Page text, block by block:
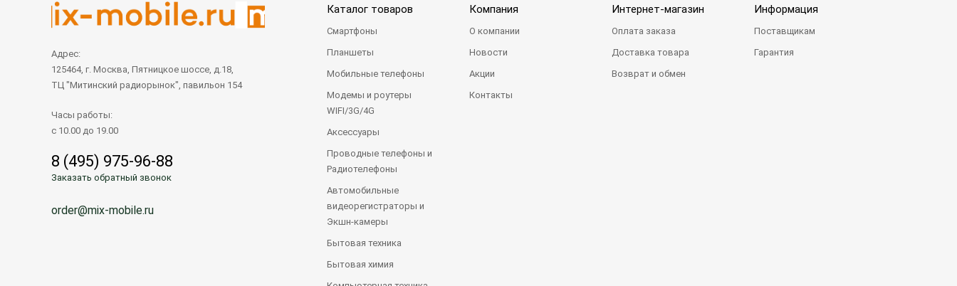
Адрес:
125464, г. Москва, Пятницкое шоссе, д.18,
ТЦ "Митинский радиорынок", павильон 154
Часы работы:
с 10.00 до 19.00
8 (495) 975-96-88
Заказать обратный звонок
order@mix-mobile.ru
Каталог товаров
Смартфоны
Планшеты
Мобильные телефоны
Модемы и роутеры
WIFI/3G/4G
Аксессуары
Проводные телефоны и
Радиотелефоны
Автомобильные
видеорегистраторы и
Экшн-камеры
Бытовая техника
Бытовая химия
Компания
О компании
Новости
Акции
Контакты
Интернет-магазин
Оплата заказа
Доставка товара
Возврат и обмен
Информация
Поставщикам
Гарантия